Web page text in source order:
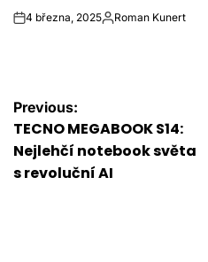
on4 března, 2025AutorRoman Kunert
Navigace
pro
Previous:
TECNO MEGABOOK S14:
Nejlehčí notebook světa
s revoluční AI